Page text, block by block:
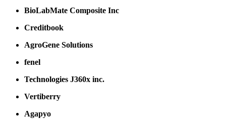
BioLabMate Composite Inc
Creditbook
AgroGene Solutions
fenel
Technologies J360x inc.
Vertiberry
Agapyo